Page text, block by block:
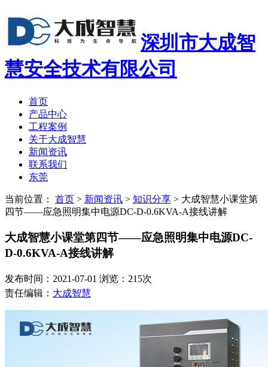
深圳市大成智
慧安全技术有限公司
首页
产品中心
工程案例
关于大成智慧
新闻资讯
联系我们
东莞
当前位置： 首页 > 新闻资讯 > 知识分享 > 大成智慧小课堂第
四节——应急照明集中电源DC-D-0.6KVA-A接线讲解
大成智慧小课堂第四节——应急照明集中电源DC-
D-0.6KVA-A接线讲解
发布时间：2021-07-01 浏览：215次
责任编辑： 大成智慧